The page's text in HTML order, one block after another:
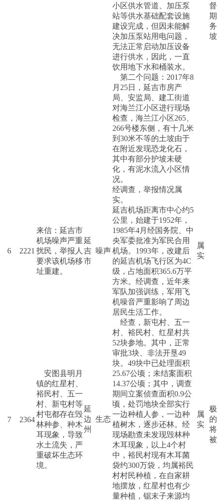
小区供水管道、加压泵
站等供水基础配套设施
建设完成，但因未能解
决加压泵站用电问题，
无法正常启动加压设备
进行供水，因此，一直
饮用地下水和桶装水。
第二个问题：2017年8
月25日，延吉市房产
局、安监局、建工街道
对海兰江小区进行现场
检查，海兰江小区265、
266号楼东侧，有十几米
到30米不等的土坡由于
在附近发现恐龙化石，
其中有部分护坡未硬
化，有泥水流入小区情
况。
6 2221
来信：延吉市
机场噪声严重
扰民，举报人
要求该机场移
址重建。
延
吉
市
噪声
经调查，举报情况属
实。
属
实
延吉机场距离市中心约5
公里，始建于1952年，
1985年4月经国务院、中
央军委批准为军民合用
机场。1993年，改建后
的延吉机场飞行区为4C
级，占地面积365.6万平
方米。经调查，近年来
军队加强训练，军用飞
机噪音严重影响了周边
居民生活工作。
7 2364
安图县明月
镇的红星村、
裕民村、五一
村、新屯村等
村屯都存在毁
林种参、种木
耳现象，导致
水土流失，严
重破坏生态环
境。
延
边
州
生态
经查，新屯村、五一
村、裕民村、红星村共
52块参地。其中，正常
审批3块、非法开垦49
块。49块中已处理面积
25.67公顷；未结案面积
14.37公顷；其中，调查
期间立案侦查面积0.9公
顷，处罚地块全部实行
一边种植人参，一边种
植树木，逐步还林。经
现场勘查未发现毁林种
木耳现象，以上4个村
中，裕民村现有木耳菌
袋约300万袋，均属裕民
村村民种植，在自家耕
地摆放，红星村也有少
量种植，锯末子来源均
属
实